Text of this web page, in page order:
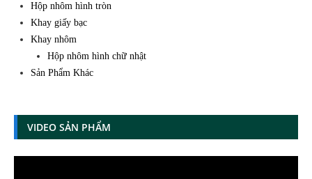
Hộp nhôm hình tròn
Khay giấy bạc
Khay nhôm
Hộp nhôm hình chữ nhật
Sản Phẩm Khác
VIDEO SẢN PHẨM